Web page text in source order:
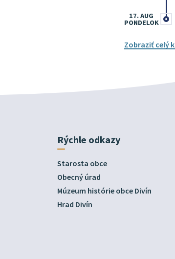
17. AUG
PONDELOK
Zobraziť celý
Rýchle odkazy
Starosta obce
Obecný úrad
Múzeum histórie obce Divín
Hrad Divín